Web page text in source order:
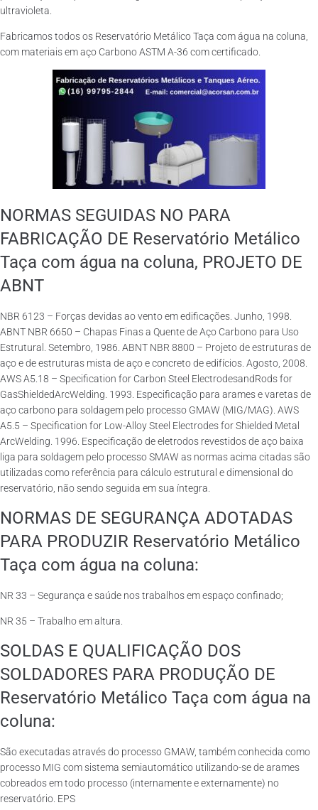
ultravioleta.
Fabricamos todos os Reservatório Metálico Taça com água na coluna,
com materiais em aço Carbono ASTM A-36 com certificado.
NORMAS SEGUIDAS NO PARA
FABRICAÇÃO DE Reservatório Metálico
Taça com água na coluna, PROJETO DE
ABNT
NBR 6123 – Forças devidas ao vento em edificações. Junho, 1998.
ABNT NBR 6650 – Chapas Finas a Quente de Aço Carbono para Uso
Estrutural. Setembro, 1986. ABNT NBR 8800 – Projeto de estruturas de
aço e de estruturas mista de aço e concreto de edifícios. Agosto, 2008.
AWS A5.18 – Specification for Carbon Steel ElectrodesandRods for
GasShieldedArcWelding. 1993. Especificação para arames e varetas de
aço carbono para soldagem pelo processo GMAW (MIG/MAG). AWS
A5.5 – Specification for Low-Alloy Steel Electrodes for Shielded Metal
ArcWelding. 1996. Especificação de eletrodos revestidos de aço baixa
liga para soldagem pelo processo SMAW as normas acima citadas são
utilizadas como referência para cálculo estrutural e dimensional do
reservatório, não sendo seguida em sua íntegra.
NORMAS DE SEGURANÇA ADOTADAS
PARA PRODUZIR Reservatório Metálico
Taça com água na coluna:
NR 33 – Segurança e saúde nos trabalhos em espaço confinado;
NR 35 – Trabalho em altura.
SOLDAS E QUALIFICAÇÃO DOS
SOLDADORES PARA PRODUÇÃO DE
Reservatório Metálico Taça com água na
coluna:
São executadas através do processo GMAW, também conhecida como
processo MIG com sistema semiautomático utilizando-se de arames
cobreados em todo processo (internamente e externamente) no
reservatório. EPS